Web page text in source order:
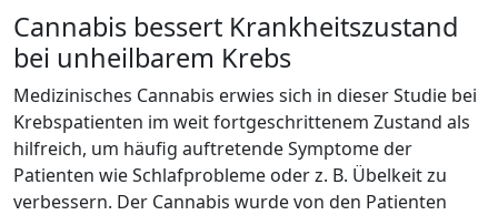
Cannabis bessert Krankheitszustand
bei unheilbarem Krebs
Medizinisches Cannabis erwies sich in dieser Studie bei
Krebspatienten im weit fortgeschrittenem Zustand als
hilfreich, um häufig auftretende Symptome der
Patienten wie Schlafprobleme oder z. B. Übelkeit zu
verbessern. Der Cannabis wurde von den Patienten